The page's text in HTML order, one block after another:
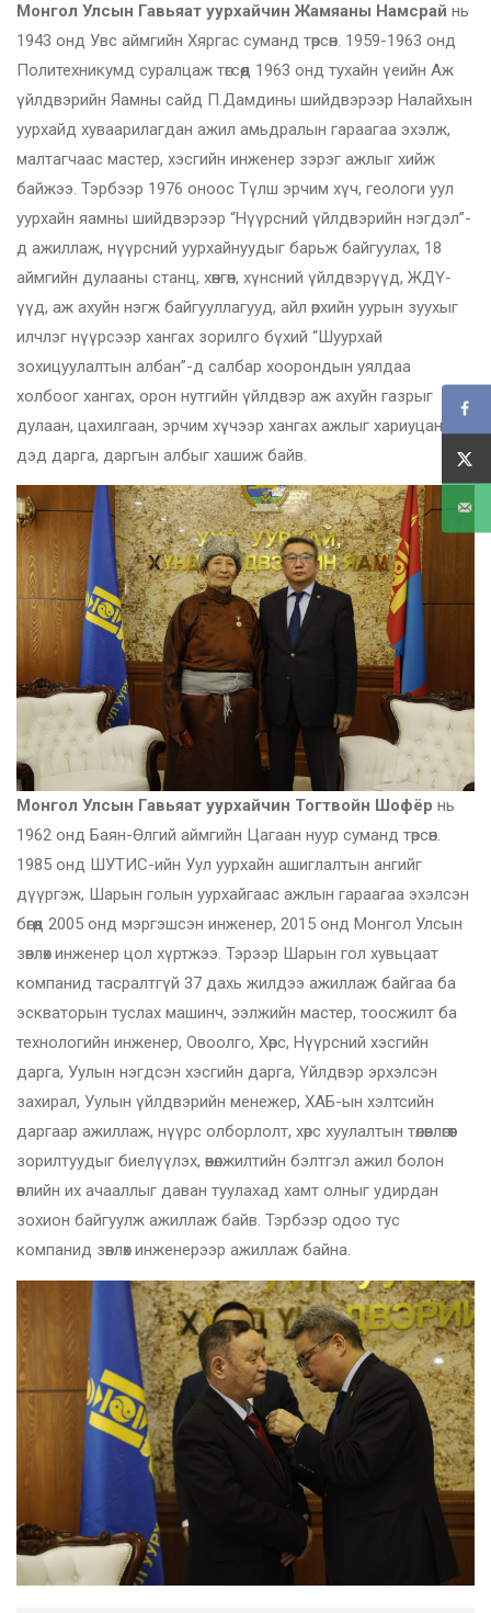
Монгол Улсын Гавьяат уурхайчин Жамяаны Намсрай нь
1943 онд Увс аймгийн Хяргас суманд төрсөн. 1959-1963 онд
Политехникумд суралцаж төгсөөд 1963 онд тухайн үеийн Аж
үйлдвэрийн Яамны сайд П.Дамдины шийдвэрээр Налайхын
уурхайд хуваарилагдан ажил амьдралын гараагаа эхэлж,
малтагчаас мастер, хэсгийн инженер зэрэг ажлыг хийж
байжээ. Тэрбээр 1976 оноос Түлш эрчим хүч, геологи уул
уурхайн яамны шийдвэрээр “Нүүрсний үйлдвэрийн нэгдэл”-
д ажиллаж, нүүрсний уурхайнуудыг барьж байгуулах, 18
аймгийн дулааны станц, хөнгөн, хүнсний үйлдвэрүүд, ЖДҮ-
үүд, аж ахуйн нэгж байгууллагууд, айл өрхийн уурын зуухыг
илчлэг нүүрсээр хангах зорилго бүхий “Шуурхай
зохицуулалтын албан”-д салбар хоорондын уялдаа
холбоог хангах, орон нутгийн үйлдвэр аж ахуйн газрыг
дулаан, цахилгаан, эрчим хүчээр хангах ажлыг хариуцан
дэд дарга, даргын албыг хашиж байв.
Монгол Улсын Гавьяат уурхайчин Тогтвойн Шофёр нь
1962 онд Баян-Өлгий аймгийн Цагаан нуур суманд төрсөн.
1985 онд ШУТИС-ийн Уул уурхайн ашиглалтын ангийг
дүүргэж, Шарын голын уурхайгаас ажлын гараагаа эхэлсэн
бөгөөд 2005 онд мэргэшсэн инженер, 2015 онд Монгол Улсын
зөвлөх инженер цол хүртжээ. Тэрээр Шарын гол хувьцаат
компанид тасралтгүй 37 дахь жилдээ ажиллаж байгаа ба
эскваторын туслах машинч, ээлжийн мастер, тоосжилт ба
технологийн инженер, Овоолго, Хөрс, Нүүрсний хэсгийн
дарга, Уулын нэгдсэн хэсгийн дарга, Үйлдвэр эрхэлсэн
захирал, Уулын үйлдвэрийн менежер, ХАБ-ын хэлтсийн
даргаар ажиллаж, нүүрс олборлолт, хөрс хуулалтын төлөвлөгөөт
зорилтуудыг биелүүлэх, өвөлжилтийн бэлтгэл ажил болон
өвлийн их ачааллыг даван туулахад хамт олныг удирдан
зохион байгуулж ажиллаж байв. Тэрбээр одоо тус
компанид зөвлөх инженерээр ажиллаж байна.